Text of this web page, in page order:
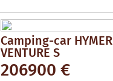
Camping-car HYMER
VENTURE S
206900 €